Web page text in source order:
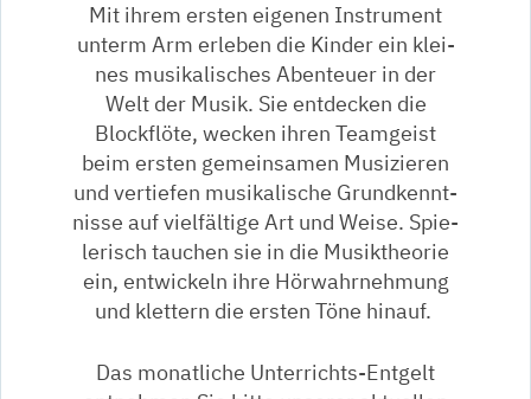
Mit ihrem ers­ten ei­ge­nen In­stru­ment
un­term Arm er­le­ben die Kinder ein klei­
nes mu­si­ka­li­sches Aben­teu­er in der
Welt der Mu­sik. Sie ent­de­cken die
Blockflöte, we­cken ihren Team­geist
beim ersten ge­mein­sa­men Mu­si­zie­ren
und ver­tie­fen mu­si­ka­li­sche Grund­kennt­
nis­se auf viel­fäl­ti­ge Art und Wei­se. Spie­
le­risch tau­chen sie in die Mu­sik­theo­rie
ein, ent­wi­ckeln ihre Hör­wahr­neh­mung
und klet­tern die ers­ten Töne hin­auf.
Das monatliche Unterrichts-Entgelt